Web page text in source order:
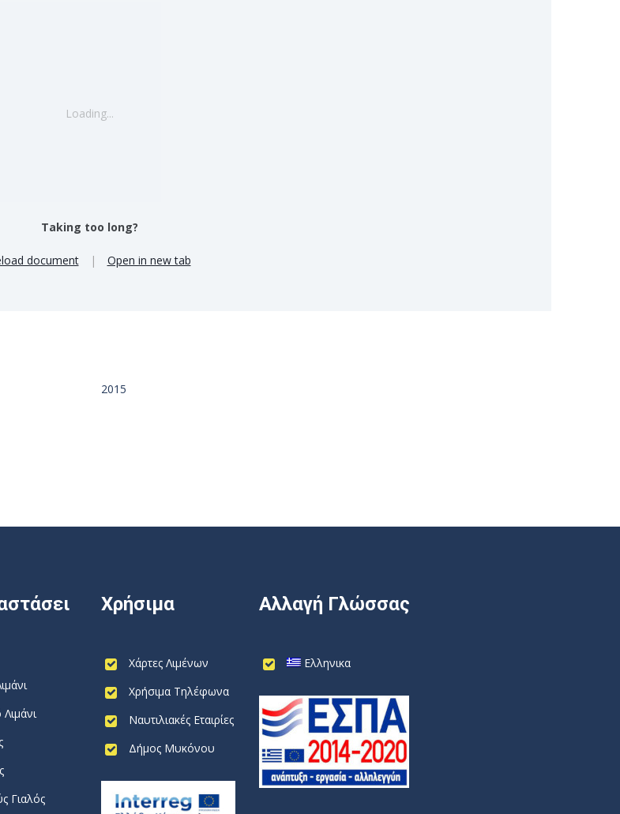
Loading...
Taking too long?
document | Open in new tab
2015
Γιαλός
Χρήσιμα
Χάρτες Λιμένων
Χρήσιμα Τηλέφωνα
Ναυτιλιακές Εταιρίες
Δήμος Μυκόνου
Αλλαγή Γλώσσας
Ελληνικα